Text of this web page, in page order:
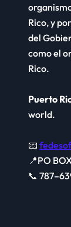
Rico, y
del
como el
Rico.
Puerto
world.
📧
📍PO
📞